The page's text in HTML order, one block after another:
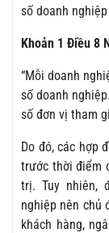
số doanh
Khoản 1 Điều 8
“Mỗi doanh
số doanh
số đơn vị tham
Do đó, các hợp
trước thời điểm
trị. Tuy nhiên,
nghiệp nên chủ
khách hàng,